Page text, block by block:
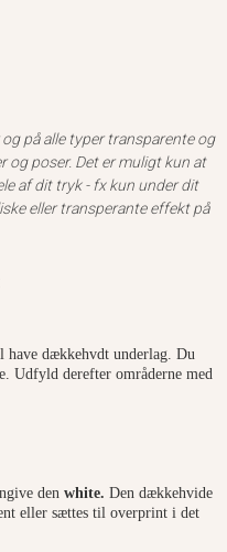
på alle typer transparente og
og poser. Det er muligt kun at
af dit tryk - fx kun under dit
eller transperante effekt på
have dækkehvdt underlag. Du
Udfyld derefter områderne med
den white. ​​​​​​ Den dækkehvide
eller sættes til overprint i det